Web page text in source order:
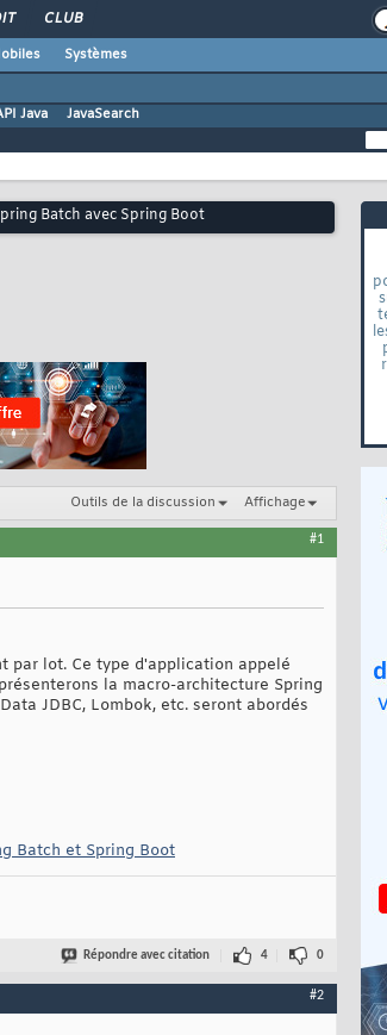
CLUB
Systèmes
Java JavaSearch
Batch avec Spring Boot
Outils de la discussion Affichage
#1
par lot. Ce type d'application appelé
la macro-architecture Spring
JDBC, Lombok, etc. seront abordés
Batch et Spring Boot
Répondre avec citation 4 0
#2